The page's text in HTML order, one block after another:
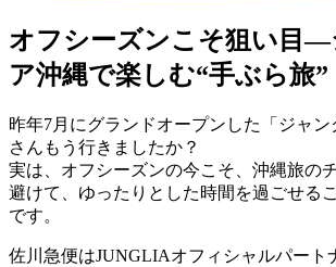
オフシーズンこそ狙い目—
ア沖縄で楽しむ“手ぶら旅”
昨年7月にグランドオープンした「ジャ
さんもう行きましたか？
実は、オフシーズンの今こそ、沖縄旅の
避けて、ゆったりとした時間を過ごせる
です。
佐川急便はJUNGLIAオフィシャルパート